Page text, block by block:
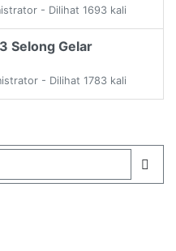
- Dilihat 1693 kali
Selong Gelar
- Dilihat 1783 kali